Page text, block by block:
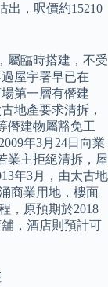
出，呎價約15210
屬臨時搭建，不受
屋宇署早已在
第一層有僭建
地產要求清拆，
僭建物屬豁免工
年3月24日向業
業主拒絕清拆，屋
年3月，由太古地
商業用地，樓面
，原預期於2018
，酒店則預計可